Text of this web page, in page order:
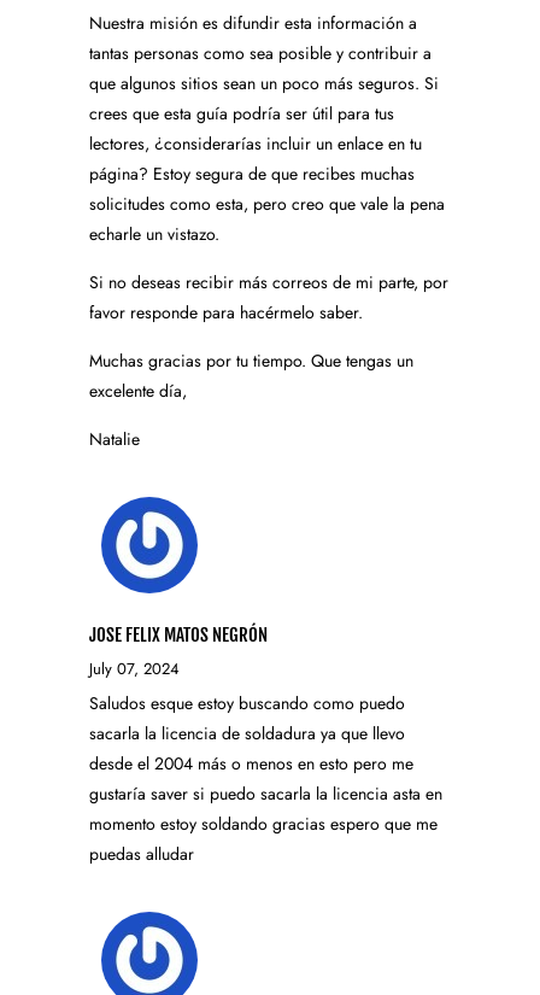
Nuestra misión es difundir esta información a
tantas personas como sea posible y contribuir a
que algunos sitios sean un poco más seguros. Si
crees que esta guía podría ser útil para tus
lectores, ¿considerarías incluir un enlace en tu
página? Estoy segura de que recibes muchas
solicitudes como esta, pero creo que vale la pena
echarle un vistazo.
Si no deseas recibir más correos de mi parte, por
favor responde para hacérmelo saber.
Muchas gracias por tu tiempo. Que tengas un
excelente día,
Natalie
JOSE FELIX MATOS NEGRÓN
July 07, 2024
Saludos esque estoy buscando como puedo
sacarla la licencia de soldadura ya que llevo
desde el 2004 más o menos en esto pero me
gustaría saver si puedo sacarla la licencia asta en
momento estoy soldando gracias espero que me
puedas alludar